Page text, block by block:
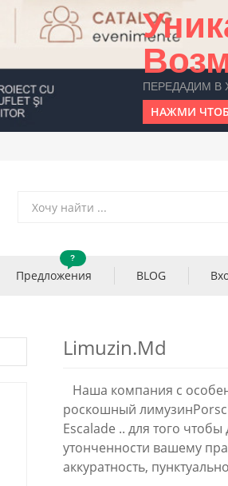
ПЕРЕДАДИМ В
НАЖМИ
Предложения
?
BLOG
Limuzin.md
Наша компания с
роскошный
Escalade .. для того чтобы
утонченности вашему
аккуратность,